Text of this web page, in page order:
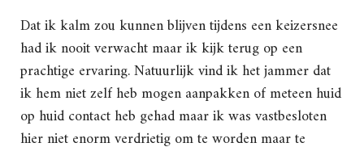
Dat ik kalm zou kunnen blijven tijdens een keizersnee
had ik nooit verwacht maar ik kijk terug op een
prachtige ervaring. Natuurlijk vind ik het jammer dat
ik hem niet zelf heb mogen aanpakken of meteen huid
op huid contact heb gehad maar ik was vastbesloten
hier niet enorm verdrietig om te worden maar te